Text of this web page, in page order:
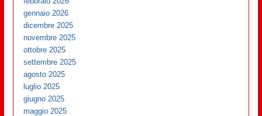
gennaio 2026
dicembre 2025
novembre 2025
ottobre 2025
settembre 2025
agosto 2025
luglio 2025
giugno 2025
maggio 2025